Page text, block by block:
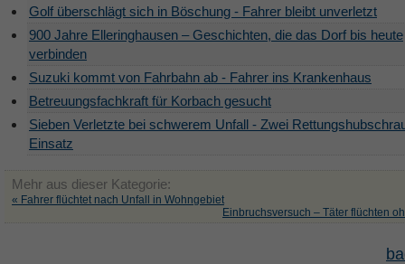
Golf überschlägt sich in Böschung - Fahrer bleibt unverletzt
900 Jahre Elleringhausen – Geschichten, die das Dorf bis heute
verbinden
Suzuki kommt von Fahrbahn ab - Fahrer ins Krankenhaus
Betreuungsfachkraft für Korbach gesucht
Sieben Verletzte bei schwerem Unfall - Zwei
Einsatz
Mehr aus dieser Kategorie:
« Fahrer flüchtet nach Unfall in Wohngebiet
Einbruchsversuch – Täter flüchten